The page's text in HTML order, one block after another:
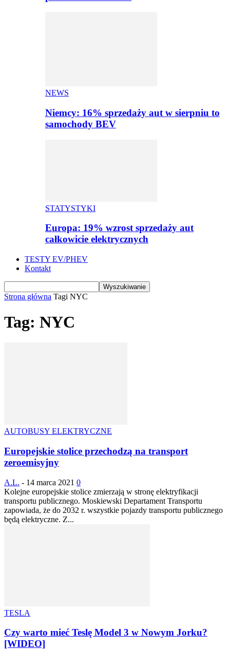
NEWS
Niemcy: 16% sprzedaży aut w sierpniu to
samochody BEV
STATYSTYKI
Europa: 19% wzrost sprzedaży aut
całkowicie elektrycznych
TESTY EV/PHEV
Kontakt
Strona główna Tagi NYC
Tag: NYC
AUTOBUSY ELEKTRYCZNE
Europejskie stolice przechodzą na transport
zeroemisyjny
A.L. - 14 marca 2021 0
Kolejne europejskie stolice zmierzają w stronę elektryfikacji
transportu publicznego. Moskiewski Departament Transportu
zapowiada, że do 2032 r. wszystkie pojazdy transportu publicznego
będą elektryczne. Z...
TESLA
Czy warto mieć Teslę Model 3 w Nowym Jorku?
[WIDEO]